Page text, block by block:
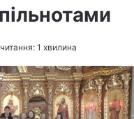
1 хвилина